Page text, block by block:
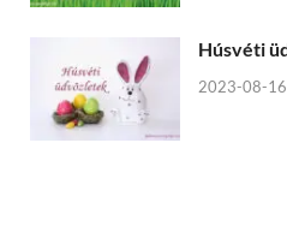
Húsvéti
2023-08-16